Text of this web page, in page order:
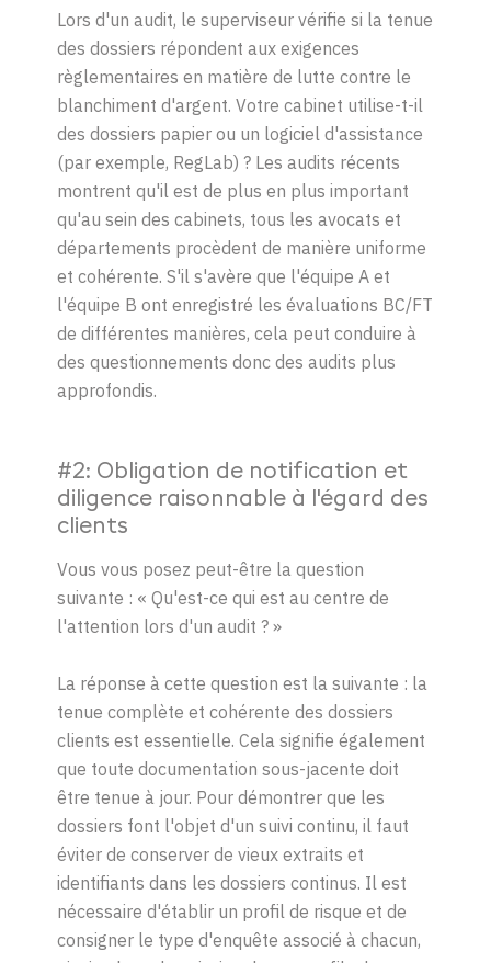
Lors d'un audit, le superviseur vérifie si la tenue
des dossiers répondent aux exigences
règlementaires en matière de lutte contre le
blanchiment d'argent. Votre cabinet utilise-t-il
des dossiers papier ou un logiciel d'assistance
(par exemple, RegLab) ? Les audits récents
montrent qu'il est de plus en plus important
qu'au sein des cabinets, tous les avocats et
départements procèdent de manière uniforme
et cohérente. S'il s'avère que l'équipe A et
l'équipe B ont enregistré les évaluations BC/FT
de différentes manières, cela peut conduire à
des questionnements donc des audits plus
approfondis.
#2: Obligation de notification et
diligence raisonnable à l'égard des
clients
Vous vous posez peut-être la question
suivante : « Qu'est-ce qui est au centre de
l'attention lors d'un audit ? »
La réponse à cette question est la suivante : la
tenue complète et cohérente des dossiers
clients est essentielle. Cela signifie également
que toute documentation sous-jacente doit
être tenue à jour. Pour démontrer que les
dossiers font l'objet d'un suivi continu, il faut
éviter de conserver de vieux extraits et
identifiants dans les dossiers continus. Il est
nécessaire d'établir un profil de risque et de
consigner le type d'enquête associé à chacun,